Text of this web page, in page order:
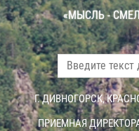
«МЫСЛЬ -
Г. ДИВНОГОРСК,
ПРИЕМНАЯ